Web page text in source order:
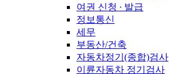
여권 신청 ∙ 발급
정보통신
세무
부동산/건축
자동차정기(종합)검사
이륜자동차 정기검사